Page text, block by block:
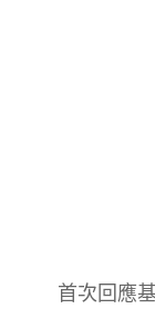
首次回應